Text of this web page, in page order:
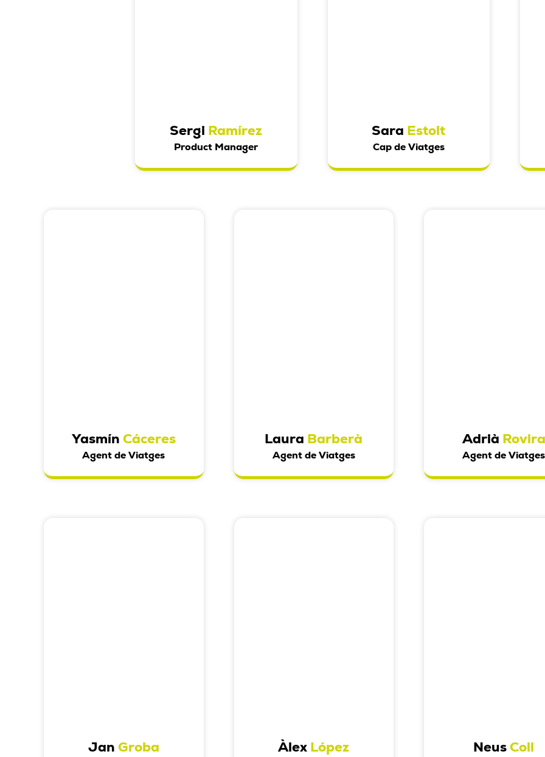
Sergi Ramírez
Product Manager
Sara Estolt
Cap de Viatges
Yasmín Cáceres
Agent de Viatges
Laura Barberà
Agent de Viatges
Adrià Rovira
Agent de Viatges
Jan Groba Àlex López NeusColl